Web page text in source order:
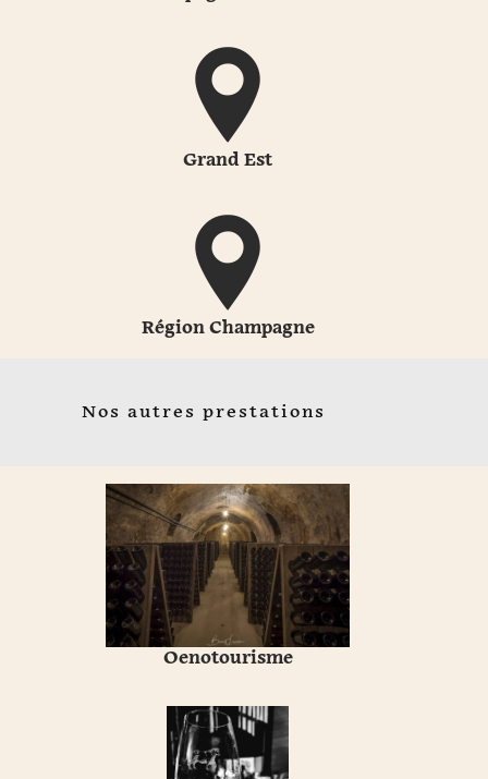
Grand Est
Région Champagne
Nos autres prestations
Oenotourisme